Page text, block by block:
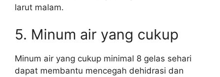
larut malam.
5. Minum air yang cukup
Minum air yang cukup minimal 8 gelas sehari
dapat membantu mencegah dehidrasi dan